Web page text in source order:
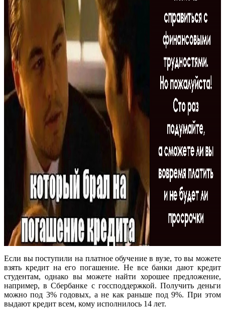
Если вы поступили на платное обучение в вузе, то вы можете
взять кредит на его погашение. Не все банки дают кредит
студентам, однако вы можете найти хорошее предложение,
например, в Сбербанке с госсподдержкой. Получить деньги
можно под 3% годовых, а не как раньше под 9%. При этом
выдают кредит всем, кому исполнилось 14 лет.